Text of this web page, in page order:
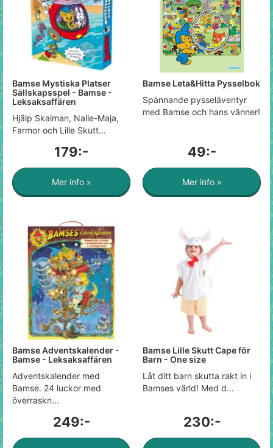
Bamse Mystiska Platser
Sällskapsspel - Bamse -
Leksaksaffären
Hjälp Skalman, Nalle-Maja,
Farmor och Lille Skutt...
179:-
Mer info »
Bamse Leta&Hitta Pysselbok
Spännande pysseläventyr
med Bamse och hans vänner!
49:-
Mer info »
Bamse Adventskalender -
Bamse - Leksaksaffären
Adventskalender med
Bamse. 24 luckor med
överraskn...
249:-
Bamse Lille Skutt Cape för
Barn - One size
Låt ditt barn skutta rakt in i
Bamses värld! Med d...
230:-